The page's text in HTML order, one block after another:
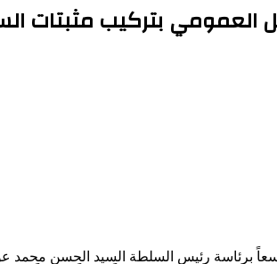
بتركيب مثبتات السرعة
برئاسة رئيس السلطة السيد الحسن محمد